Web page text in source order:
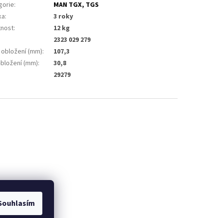
:
MAN TGX, TGS
:
3 roky
:
12 kg
2323 029 279
(mm):
107,3
(mm):
30,8
29279